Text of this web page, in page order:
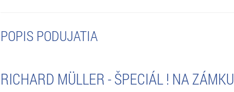
POPIS PODUJATIA
RICHARD MÜLLER - ŠPECIÁL ! NA ZÁMKU